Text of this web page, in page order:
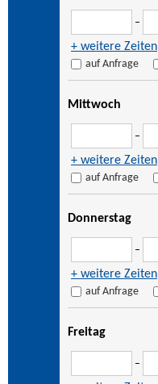
–
+ weitere Zeiten
auf Anfrage
Mittwoch
–
+ weitere Zeiten
auf Anfrage
Donnerstag
–
+ weitere Zeiten
auf Anfrage
Freitag
–